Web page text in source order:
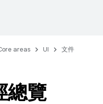
areas UI 文件
總覽